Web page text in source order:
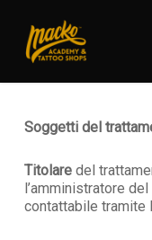
main
content
Cart
Soggetti del
Titolaredel
l’amministratore
contattabile tramite